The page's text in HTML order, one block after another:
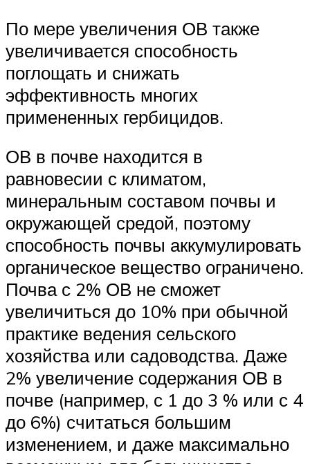
По мере увеличения ОВ также
увеличивается способность
поглощать и снижать
эффективность многих
примененных гербицидов.
ОВ в почве находится в
равновесии с климатом,
минеральным составом почвы и
окружающей средой, поэтому
способность почвы аккумулировать
органическое вещество ограничено.
Почва с 2% ОВ не сможет
увеличиться до 10% при обычной
практике ведения сельского
хозяйства или садоводства. Даже
2% увеличение содержания ОВ в
почве (например, с 1 до 3 % или с 4
до 6%) считаться большим
изменением, и даже максимально